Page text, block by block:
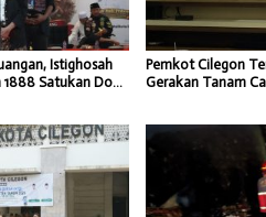
Istighosah
Satukan Doa
Pemkot Cilegon
Gerakan Tanam